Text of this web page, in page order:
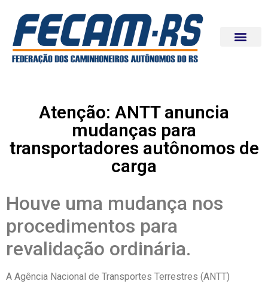
Atenção: ANTT anuncia
mudanças para
transportadores autônomos de
carga
Houve uma mudança nos
procedimentos para
revalidação ordinária.
A Agência Nacional de Transportes Terrestres (ANTT)